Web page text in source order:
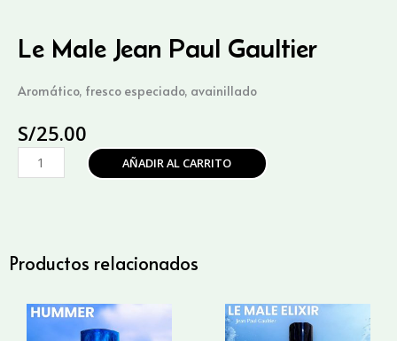
Le Male Jean Paul Gaultier
Aromático, fresco especiado, avainillado
S/25.00
Male
cantidad
AÑADIR AL CARRITO
Productos relacionados